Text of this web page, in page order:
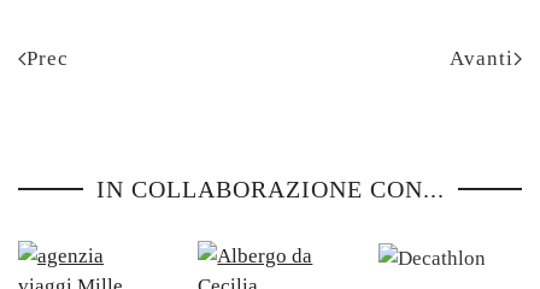
Prec Avanti
IN COLLABORAZIONE CON...